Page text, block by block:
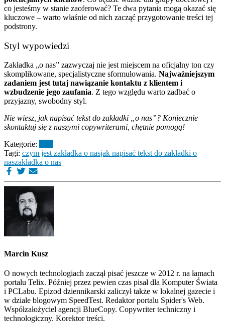
co jesteśmy w stanie zaoferować? Te dwa pytania mogą okazać się
kluczowe – warto właśnie od nich zacząć przygotowanie treści tej
podstrony.
Styl wypowiedzi
Zakładka „o nas” zazwyczaj nie jest miejscem na oficjalny ton czy
skomplikowane, specjalistyczne sformułowania. Najważniejszym
zadaniem jest tutaj nawiązanie kontaktu z klientem i
wzbudzenie jego zaufania. Z tego względu warto zadbać o
przyjazny, swobodny styl.
Nie wiesz, jak napisać tekst do zakładki „o nas”? Koniecznie
skontaktuj się z naszymi copywriterami, chętnie pomogą!
Kategorie:
Tagi: czym jest zakładka o nasjak napisać tekst do zakładki o
naszakładka o nas
Marcin Kusz
O nowych technologiach zaczął pisać jeszcze w 2012 r. na łamach
portalu Telix. Później przez pewien czas pisał dla Komputer Świata
i PCLabu. Epizod dziennikarski zaliczył także w lokalnej gazecie i
w dziale blogowym SpeedTest. Redaktor portalu Spider's Web.
Współzałożyciel agencji BlueCopy. Copywriter techniczny i
technologiczny. Korektor treści.